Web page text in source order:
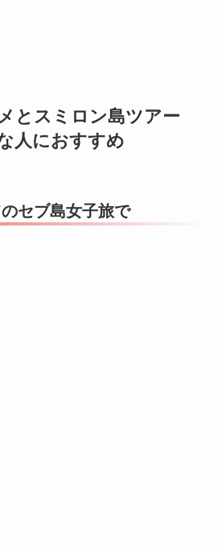
とスミロン島ツアー
人におすすめ
セブ島女子旅で